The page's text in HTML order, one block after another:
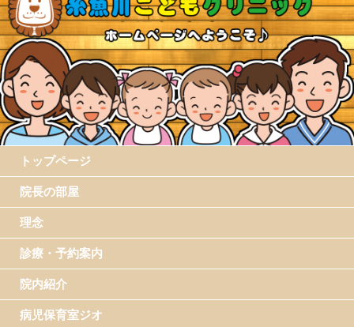
トップページ
院長の部屋
理念
診療・予約案内
院内紹介
病児保育室ジオ